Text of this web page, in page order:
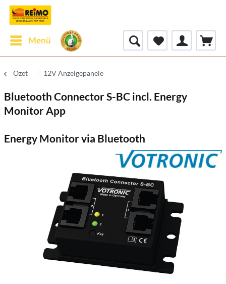
Menü
Özet 12V Anzeigepanele
Bluetooth Connector S-BC incl. Energy
Monitor App
Energy Monitor via Bluetooth